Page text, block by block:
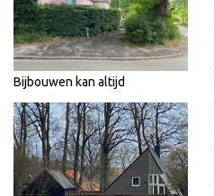
Bijbouwen kan altijd